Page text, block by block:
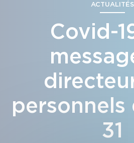
ACTUALITÉS
Covid-
personnels
31